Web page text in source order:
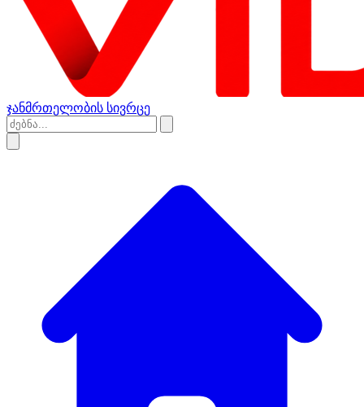
ჯანმრთელობის სივრცე